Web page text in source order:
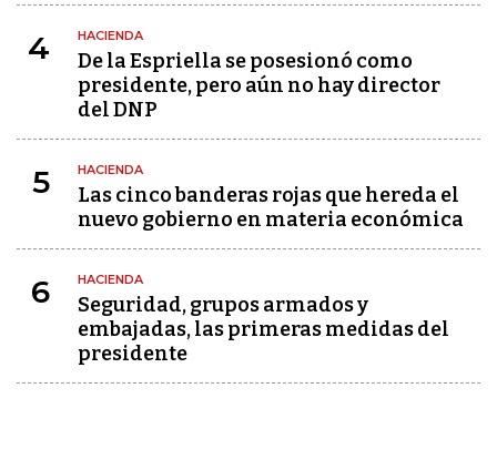
4 HACIENDA
De la Espriella se posesionó como
presidente, pero aún no hay director
del DNP
5 HACIENDA
Las cinco banderas rojas que hereda el
nuevo gobierno en materia económica
6 HACIENDA
Seguridad, grupos armados y
embajadas, las primeras medidas del
presidente